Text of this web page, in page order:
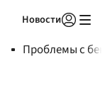
Новости
Проблемы с